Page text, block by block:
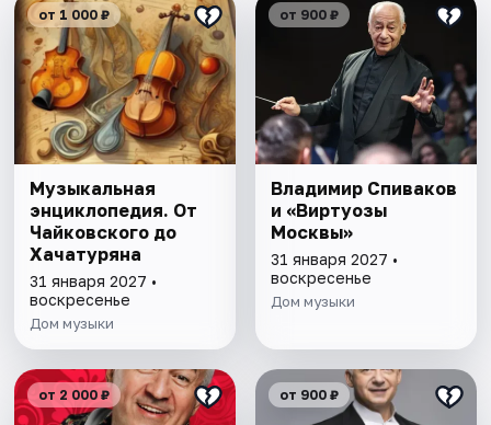
от 1 000 ₽
Музыкальная
энциклопедия. От
Чайковского до
Хачатуряна
31 января 2027 •
воскресенье
Дом музыки
от 900 ₽
Владимир Спиваков
и «Виртуозы
Москвы»
31 января 2027 •
воскресенье
Дом музыки
от 2 000 ₽ от 900 ₽